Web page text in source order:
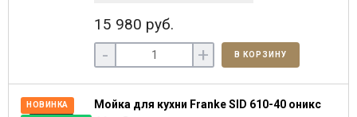
15 980 руб.
- + В КОРЗИНУ
НОВИНКА Мойка для кухни Franke SID 610-40 оникс